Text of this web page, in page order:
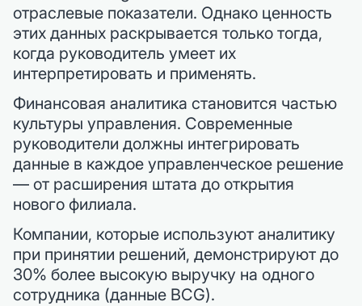
отраслевые показатели. Однако ценность
этих данных раскрывается только тогда,
когда руководитель умеет их
интерпретировать и применять.
Финансовая аналитика становится частью
культуры управления. Современные
руководители должны интегрировать
данные в каждое управленческое решение
— от расширения штата до открытия
нового филиала.
Компании, которые используют аналитику
при принятии решений, демонстрируют до
30% более высокую выручку на одного
сотрудника (данные BCG).